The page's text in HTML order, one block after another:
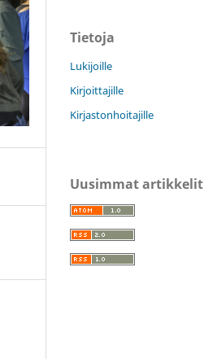
Tietoja
Lukijoille
Kirjoittajille
Kirjastonhoitajille
Uusimmat artikkelit